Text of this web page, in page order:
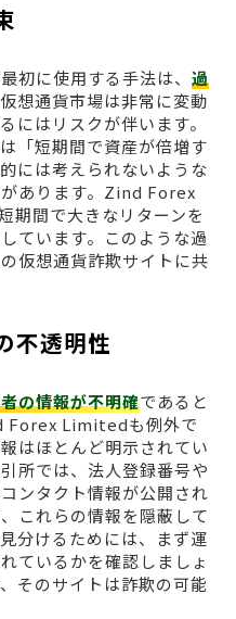
初に使用する手法は、 過
想通貨市場は非常に変動
にはリスクが伴います。
「短期間で資産が倍増す
には考えられないような
あります。Zind Forex
期間で大きなリターンを
ています。このような過
仮想通貨詐欺サイトに共
不透明性
の情報が不明確であると
Forex Limitedも例外で
はほとんど明示されてい
所では、法人登録番号や
ンタクト情報が公開され
これらの情報を隠蔽して
分けるためには、まず運
ているかを確認しましょ
そのサイトは詐欺の可能